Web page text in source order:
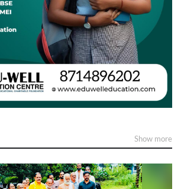
Show more